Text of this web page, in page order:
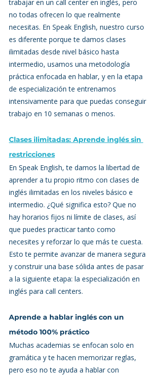
trabajar en un call center en inglés, pero
no todas ofrecen lo que realmente
necesitas. En Speak English, nuestro curso
es diferente porque te damos clases
ilimitadas desde nivel básico hasta
intermedio, usamos una metodología
práctica enfocada en hablar, y en la etapa
de especialización te entrenamos
intensivamente para que puedas conseguir
trabajo en 10 semanas o menos.
Clases ilimitadas: Aprende inglés sin
restricciones
En Speak English, te damos la libertad de
aprender a tu propio ritmo con clases de
inglés ilimitadas en los niveles básico e
intermedio. ¿Qué significa esto? Que no
hay horarios fijos ni límite de clases, así
que puedes practicar tanto como
necesites y reforzar lo que más te cuesta.
Esto te permite avanzar de manera segura
y construir una base sólida antes de pasar
a la siguiente etapa: la especialización en
inglés para call centers.
Aprende a hablar inglés con un
método 100% práctico
Muchas academias se enfocan solo en
gramática y te hacen memorizar reglas,
pero eso no te ayuda a hablar con